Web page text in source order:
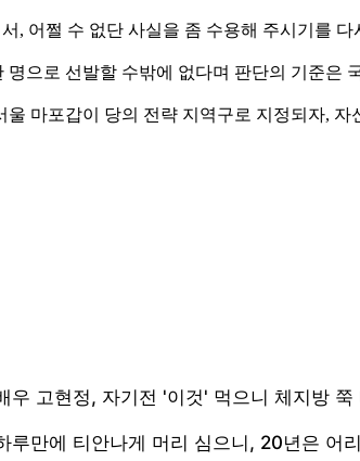
, 어쩔 수 없단 사실을 좀 수용해 주시기를
으로 선발할 수밖에 없다며 판단의 기준은
마포갑이 당의 전략 지역구로 지정되자,